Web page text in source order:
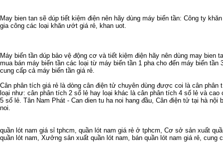
May bien tan sẽ dúp tiết kiệm điện nên hãy dùng máy biến tần: Công ty
gia công các loại khăn ướt giá rẻ khan uot
Máy biến tần dúp bảo vệ động cơ và tiết kiệm điện hãy nên dùng may bien
mua bán máy biến tần các loại từ máy biến tần 1 pha cho đến máy biến tần
cung cấp cả máy biến tần giá rẻ
Cân phân tích giá rẻ là dòng cân điện tử chuyên dùng được coi là cân phân
loại như: cân phân tích 2 số lẻ hay loại khác là cân phân tích 4 số lẻ và cao
5 số lẻ . Tân Nam Phát - Can dien tu ha noi hang đầu, Cân điện tử tại hà nội
noi
quần lót nam giá sỉ tphcm quần lót nam giá rẻ ở tphcm Cơ sở sản xuất
quần lót nam Xưởng sản xuất quần lót nam bán quần lót nam giá rẻ cung